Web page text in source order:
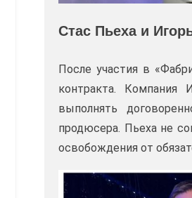
Стас Пьеха и
После участия в
контракта. Компания
выполнять
продюсера. Пьеха не
освобождения от